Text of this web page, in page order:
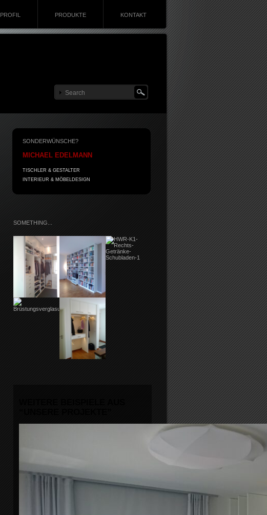
PROFIL PRODUKTE KONTAKT
SONDERWÜNSCHE?
MICHAEL EDELMANN
TISCHLER & GESTALTER
INTERIEUR & MÖBELDESIGN
SOMETHING...